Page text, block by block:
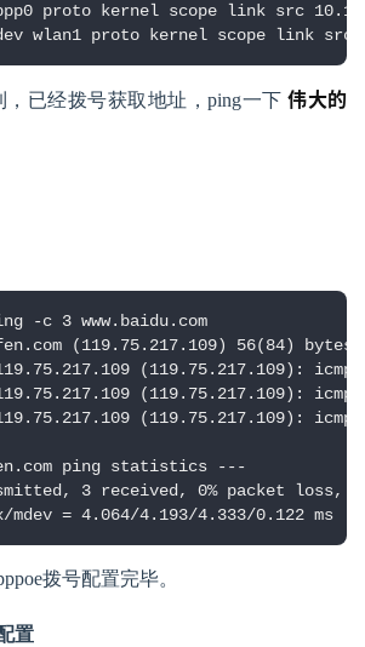
proto kernel scope link src
wlan1 proto kernel scope link src
已经拨号获取地址，ping一下 伟大的
-c 3 www.baidu.com
(119.75.217.109) 56(84)
(119.75.217.109):
(119.75.217.109):
(119.75.217.109):
ping statistics ---
3 received, 0% packet loss,
= 4.064/4.193/4.333/0.122 ms
，pppoe拨号配置完毕。
置